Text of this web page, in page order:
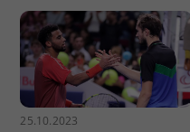
25.10.2023